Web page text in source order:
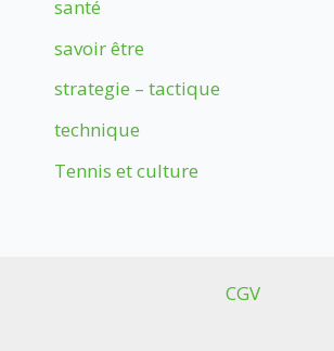
santé
savoir être
strategie – tactique
technique
Tennis et culture
CGV